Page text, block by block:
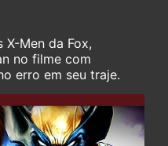
Men da Fox,
no filme com
erro em seu traje.